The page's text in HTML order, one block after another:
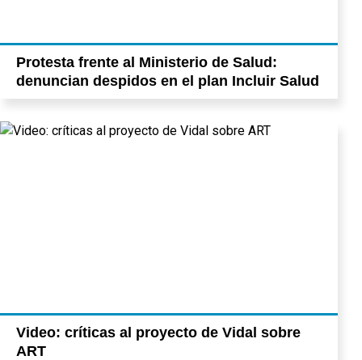
Protesta frente al Ministerio de Salud:
denuncian despidos en el plan Incluir Salud
Video: críticas al proyecto de Vidal sobre
ART